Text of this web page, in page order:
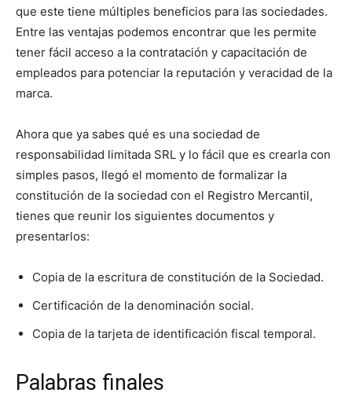
que este tiene múltiples beneficios para las sociedades.
Entre las ventajas podemos encontrar que les permite
tener fácil acceso a la contratación y capacitación de
empleados para potenciar la reputación y veracidad de la
marca.
Ahora que ya sabes qué es una sociedad de
responsabilidad limitada SRL y lo fácil que es crearla con
simples pasos, llegó el momento de formalizar la
constitución de la sociedad con el Registro Mercantil,
tienes que reunir los siguientes documentos y
presentarlos:
Copia de la escritura de constitución de la Sociedad.
Certificación de la denominación social.
Copia de la tarjeta de identificación fiscal temporal.
Palabras finales